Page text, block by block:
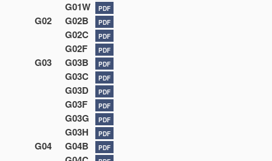
G01W PDF
G02 G02B PDF
G02C PDF
G02F PDF
G03 G03B PDF
G03C PDF
G03D PDF
G03F PDF
G03G PDF
G03H PDF
G04 G04B PDF